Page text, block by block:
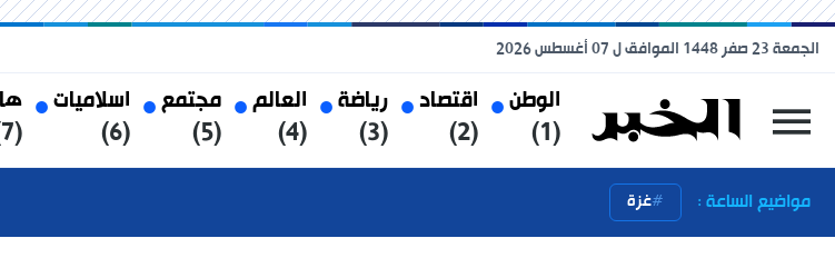
الوطن
(1)
اقتصاد
(2)
رياضة
(3)
العالم
(4)
مجتمع
(5)
اسلاميات
(6)
(7)
الجمعة 23 صفر 1448 الموافق ل 07 أغسطس 2026
مواضيع الساعة : غزة